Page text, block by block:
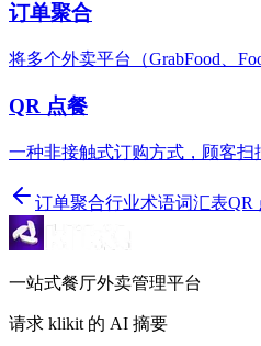
订单聚合
将多个外卖平台（GrabFood、
QR 点餐
一种非接触式订购方式，顾客扫
订单聚合行业术语词汇表QR
一站式餐厅外卖管理平台
请求 klikit 的 AI 摘要